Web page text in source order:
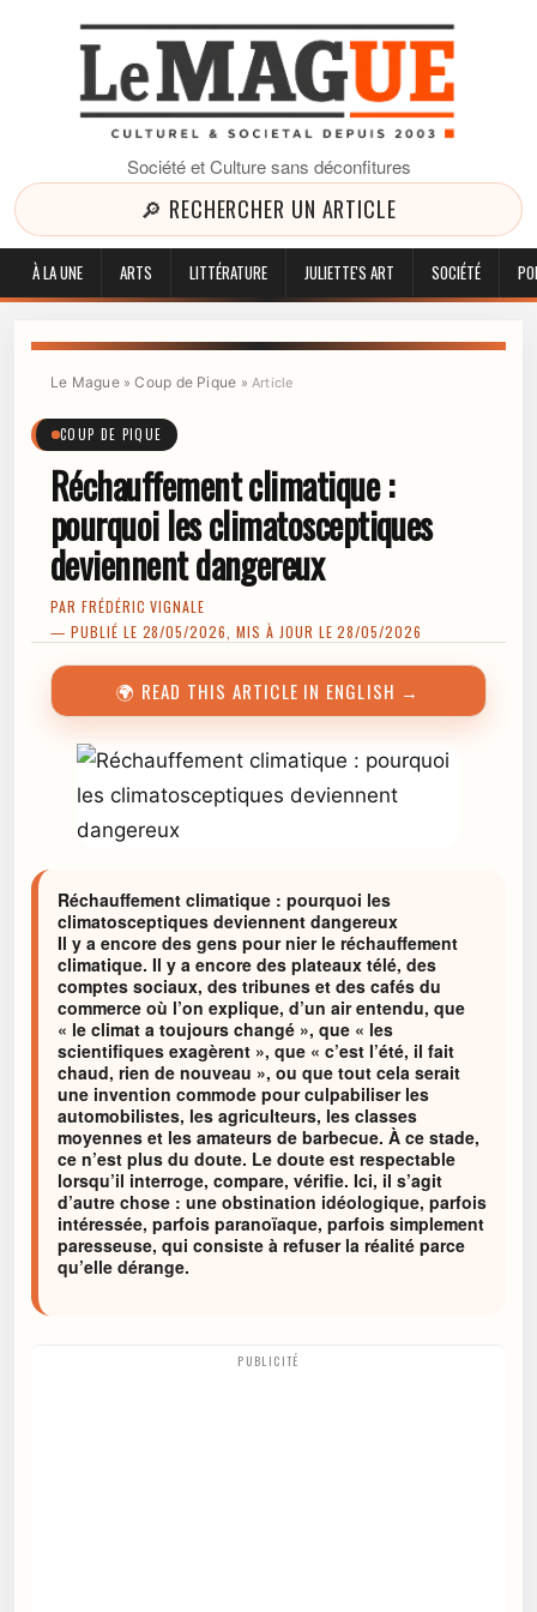
Société et Culture sans déconfitures
🔎 RECHERCHER UN ARTICLE
À LA UNE ARTS LITTÉRATURE JULIETTE'S ART SOCIÉTÉ
Le Mague»Coup de Pique » Article
COUP DE PIQUE
Réchauffement climatique :
pourquoi les climatosceptiques
deviennent dangereux
PAR FRÉDÉRIC VIGNALE
— PUBLIÉ LE 28/05/2026, MIS À JOUR LE 28/05/2026
🌍 READ THIS ARTICLE IN ENGLISH →
Réchauffement climatique : pourquoi les
climatosceptiques deviennent dangereux
Il y a encore des gens pour nier le réchauffement
climatique. Il y a encore des plateaux télé, des
comptes sociaux, des tribunes et des cafés du
commerce où l’on explique, d’un air entendu, que
« le climat a toujours changé », que « les
scientifiques exagèrent », que « c’est l’été, il fait
chaud, rien de nouveau », ou que tout cela serait
une invention commode pour culpabiliser les
automobilistes, les agriculteurs, les classes
moyennes et les amateurs de barbecue. À ce stade,
ce n’est plus du doute. Le doute est respectable
lorsqu’il interroge, compare, vérifie. Ici, il s’agit
d’autre chose : une obstination idéologique, parfois
intéressée, parfois paranoïaque, parfois simplement
paresseuse, qui consiste à refuser la réalité parce
qu’elle dérange.
PUBLICITÉ